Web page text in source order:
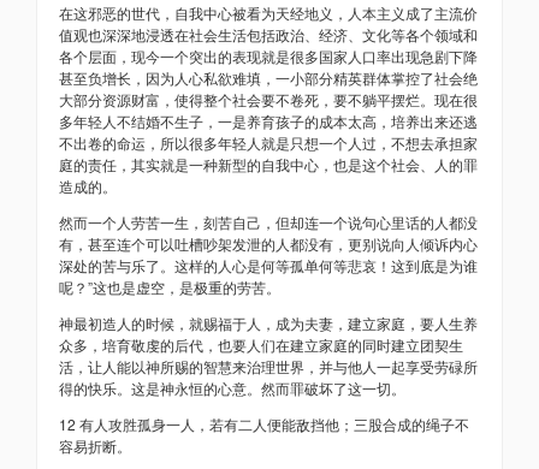
在这邪恶的世代，自我中心被看为天经地义，人本主义成了主流价
值观也深深地浸透在社会生活包括政治、经济、文化等各个领域和
各个层面，现今一个突出的表现就是很多国家人口率出现急剧下降
甚至负增长，因为人心私欲难填，一小部分精英群体掌控了社会绝
大部分资源财富，使得整个社会要不卷死，要不躺平摆烂。现在很
多年轻人不结婚不生子，一是养育孩子的成本太高，培养出来还逃
不出卷的命运，所以很多年轻人就是只想一个人过，不想去承担家
庭的责任，其实就是一种新型的自我中心，也是这个社会、人的罪
造成的。
然而一个人劳苦一生，刻苦自己，但却连一个说句心里话的人都没
有，甚至连个可以吐槽吵架发泄的人都没有，更别说向人倾诉内心
深处的苦与乐了。这样的人心是何等孤单何等悲哀！这到底是为谁
呢？”这也是虚空，是极重的劳苦。
神最初造人的时候，就赐福于人，成为夫妻，建立家庭，要人生养
众多，培育敬虔的后代，也要人们在建立家庭的同时建立团契生
活，让人能以神所赐的智慧来治理世界，并与他人一起享受劳碌所
得的快乐。这是神永恒的心意。然而罪破坏了这一切。
12 有人攻胜孤身一人，若有二人便能敌挡他；三股合成的绳子不
容易折断。